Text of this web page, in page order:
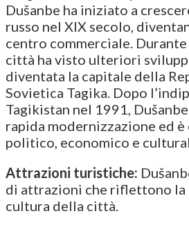
Dušanbe ha iniziato a
russo nel XIX secolo,
centro commerciale. Durante
città ha visto ulteriori
diventata la capitale della
Sovietica Tagika. Dopo
Tagikistan nel 1991,
rapida modernizzazione ed
politico, economico e
Attrazioni turistiche:
di attrazioni che riflettono la
cultura della città.